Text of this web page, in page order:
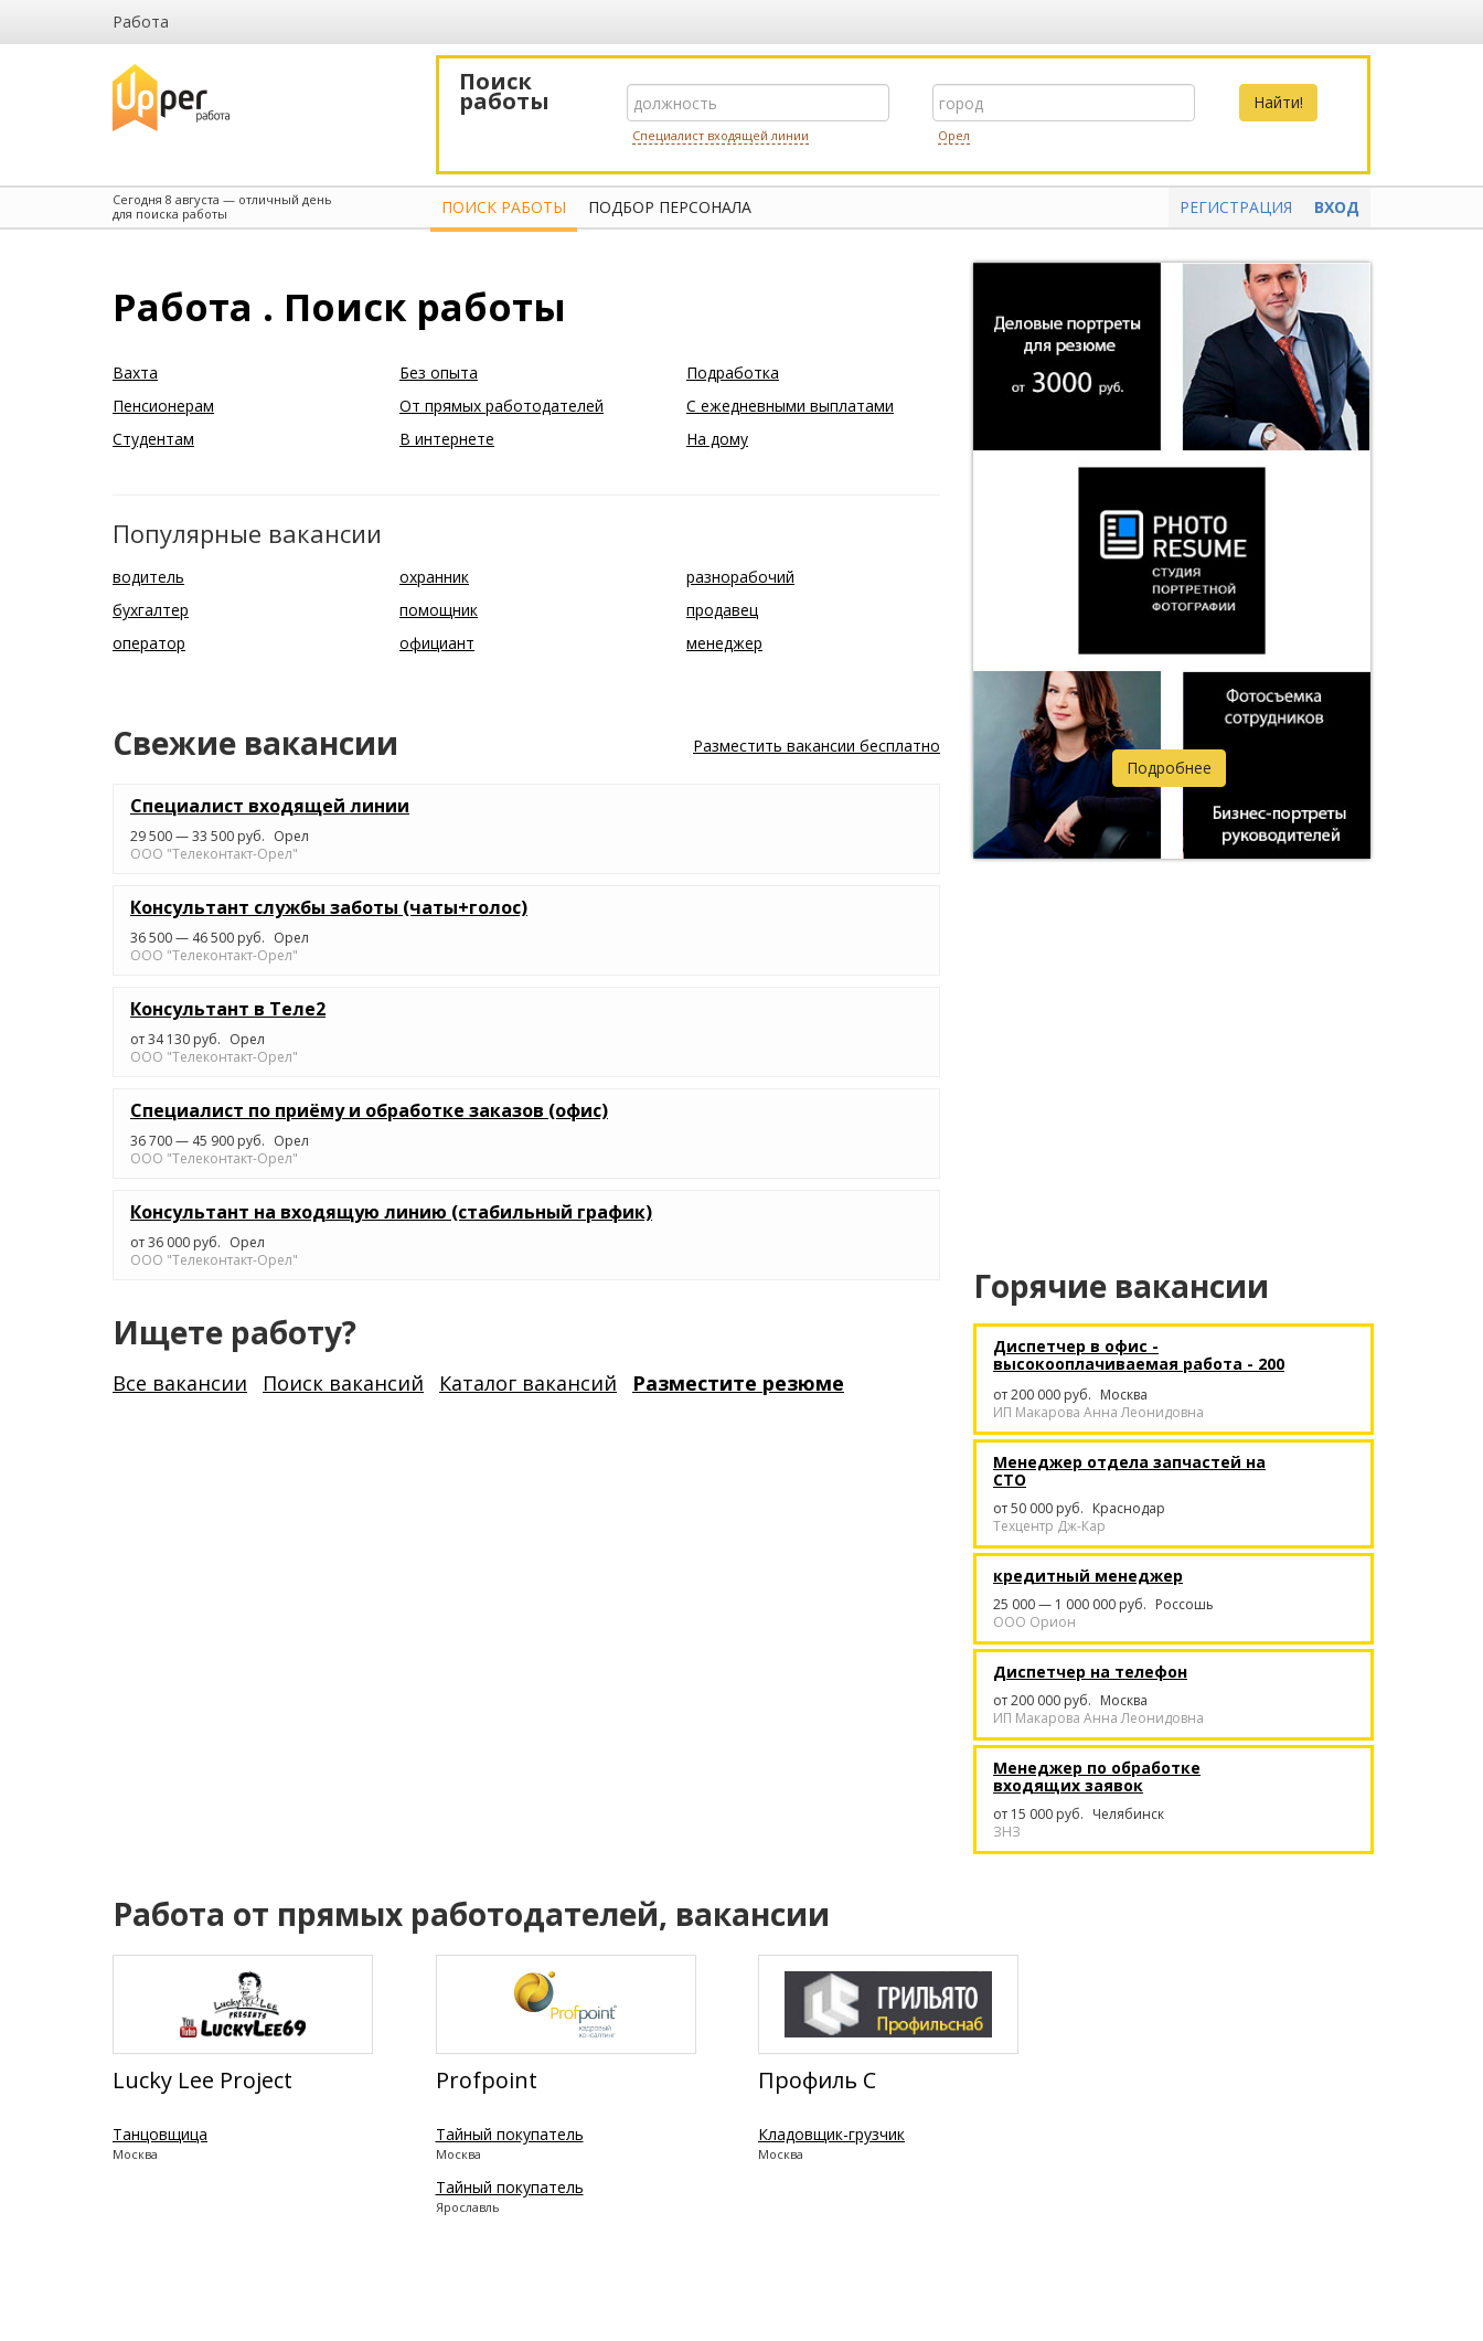
Работа
Поиск
работы
Специалист входящей линии Орел
Сегодня 8 августа — отличный день
для поиска работы
ПОИСК РАБОТЫ ПОДБОР ПЕРСОНАЛА ВХОД
РЕГИСТРАЦИЯ
Работа . Поиск работы
Вахта Без опыта
Подработка
Пенсионерам
От прямых работодателей
С ежедневными выплатами
Студентам
В интернете На дому
Популярные вакансии
водитель охранник
разнорабочий
бухгалтер
помощник
продавец
оператор
официант менеджер
Разместить вакансии бесплатно
Cвежие вакансии
Специалист входящей линии
29 500 — 33 500 руб. Орел
ООО "Телеконтакт-Орел"
Консультант службы заботы (чаты+голос)
36 500 — 46 500 руб. Орел
ООО "Телеконтакт-Орел"
Консультант в Теле2
от 34 130 руб. Орел
ООО "Телеконтакт-Орел"
Специалист по приёму и обработке заказов (офис)
36 700 — 45 900 руб. Орел
ООО "Телеконтакт-Орел"
Консультант на входящую линию (стабильный график)
от 36 000 руб. Орел
ООО "Телеконтакт-Орел"
Ищете работу?
Все вакансии Поиск вакансий Каталог вакансий Разместите резюме
Подробнее
Горячие вакансии
Диспетчер в офис -
высокооплачиваемая работа - 200
от 200 000 руб. Москва
ИП Макарова Анна Леонидовна
Менеджер отдела запчастей на
СТО
от 50 000 руб. Краснодар
Техцентр Дж-Кар
кредитный менеджер
25 000 — 1 000 000 руб. Россошь
ООО Орион
Диспетчер на телефон
от 200 000 руб. Москва
ИП Макарова Анна Леонидовна
Менеджер по обработке
входящих заявок
от 15 000 руб. Челябинск
ЗНЗ
Работа от прямых работодателей, вакансии
Lucky Lee Project
Танцовщица
Москва
Profpoint
Тайный покупатель
Москва
Тайный покупатель
Ярославль
Профиль C
Кладовщик-грузчик
Москва